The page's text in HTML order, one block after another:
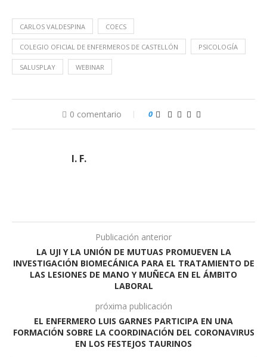
CARLOS VALDESPINA COECS
COLEGIO OFICIAL DE ENFERMEROS DE CASTELLÓN PSICOLOGÍA
SALUSPLAY WEBINAR
0 comentario 0
I. F.
Publicación anterior
LA UJI Y LA UNIÓN DE MUTUAS PROMUEVEN LA
INVESTIGACIÓN BIOMECÁNICA PARA EL TRATAMIENTO DE
LAS LESIONES DE MANO Y MUÑECA EN EL ÁMBITO
LABORAL
próxima publicación
EL ENFERMERO LUIS GARNES PARTICIPA EN UNA
FORMACIÓN SOBRE LA COORDINACIÓN DEL CORONAVIRUS
EN LOS FESTEJOS TAURINOS